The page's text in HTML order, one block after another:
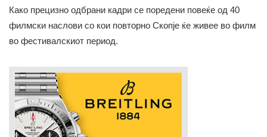
Како прецизно одбрани кадри се поредени повеќе од 40
филмски наслови со кои повторно Скопје ќе живее во филм
во фестивалскиот период.